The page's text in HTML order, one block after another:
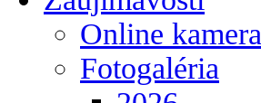
Online kamera
Fotogaléria